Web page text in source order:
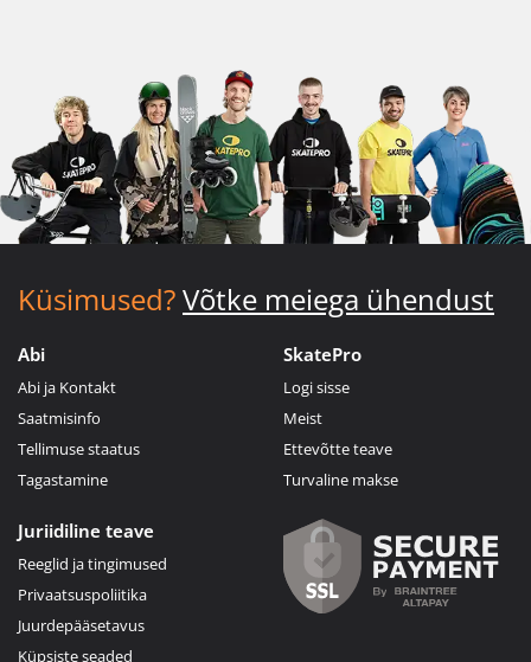
Küsimused?Võtke meiega ühendust
Abi
Abi ja Kontakt
Saatmisinfo
Tellimuse staatus
Tagastamine
SkatePro
Logi sisse
Meist
Ettevõtte teave
Turvaline makse
Juriidiline teave
Reeglid ja tingimused
Privaatsuspoliitika
Juurdepääsetavus
Küpsiste seaded